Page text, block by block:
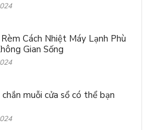
Cách Nhiệt Máy Lạnh Phù
Gian Sống
muỗi cửa sổ có thể bạn